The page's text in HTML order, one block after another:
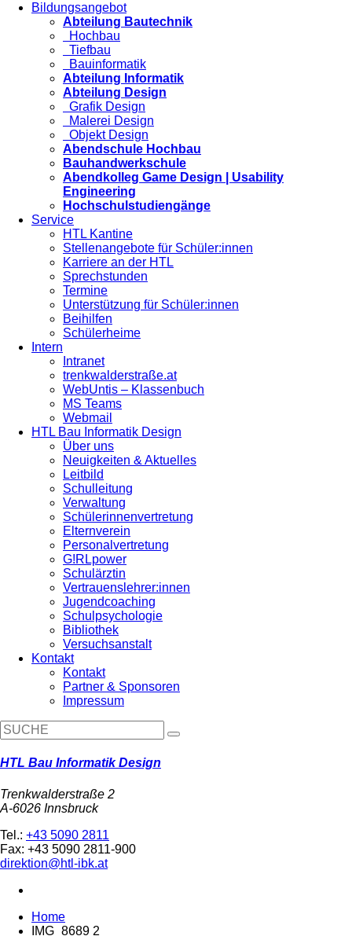
Bildungsangebot
Abteilung Bautechnik
Hochbau
Tiefbau
Bauinformatik
Abteilung Informatik
Abteilung Design
Grafik Design
Malerei Design
Objekt Design
Abendschule Hochbau
Bauhandwerkschule
Abendkolleg Game Design | Usability
Engineering
Hochschulstudiengänge
Service
HTL Kantine
Stellenangebote für Schüler:innen
Karriere an der HTL
Sprechstunden
Termine
Unterstützung für Schüler:innen
Beihilfen
Schülerheime
Intern
Intranet
trenkwalderstraße.at
WebUntis – Klassenbuch
MS Teams
Webmail
HTL Bau Informatik Design
Über uns
Neuigkeiten & Aktuelles
Leitbild
Schulleitung
Verwaltung
Schülerinnenvertretung
Elternverein
Personalvertretung
G!RLpower
Schulärztin
Vertrauenslehrer:innen
Jugendcoaching
Schulpsychologie
Bibliothek
Versuchsanstalt
Kontakt
Kontakt
Partner & Sponsoren
Impressum
HTL Bau Informatik Design
Trenkwalderstraße 2
A-6026 Innsbruck
Tel.: +43 5090 2811
Fax: +43 5090 2811-900
direktion@htl-ibk.at
Home
IMG_8689 2